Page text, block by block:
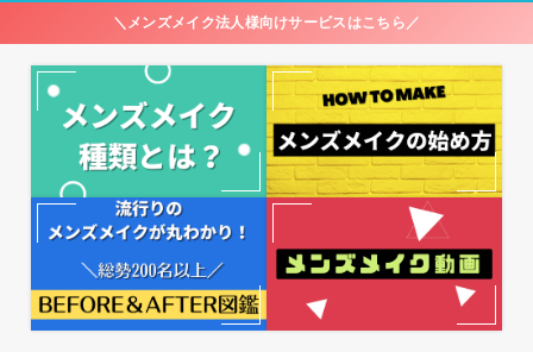
＼メンズメイク法人様向けサービスはこちら／